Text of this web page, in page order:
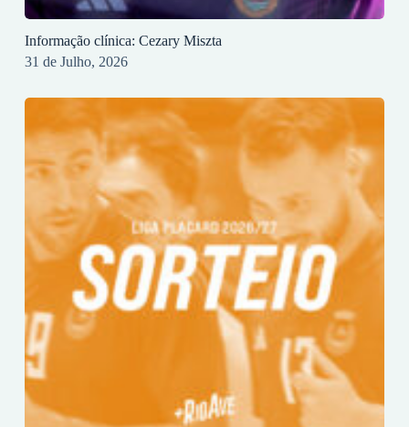
Informação clínica: Cezary Miszta
31 de Julho, 2026